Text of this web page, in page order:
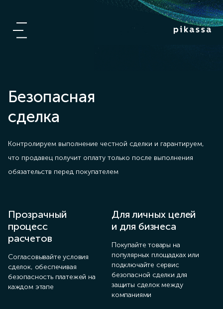
Безопасная
сделка
Контролируем выполнение честной сделки и гарантируем,
что продавец получит оплату только после выполнения
обязательств перед покупателем
Прозрачный
процесс
расчетов
Согласовывайте условия
сделок, обеспечивая
безопасность платежей на
каждом этапе
Для личных целей
и для бизнеса
Покупайте товары на
популярных площадках или
подключайте сервис
безопасной сделки для
защиты сделок между
компаниями